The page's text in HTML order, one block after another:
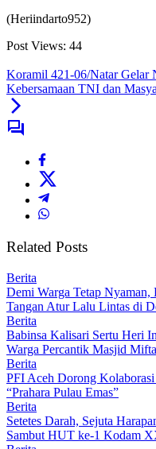
(Heriindarto952)
Post Views: 44
Koramil 421-06/Natar Gelar
Kebersamaan TNI dan
Related Posts
Berita
Demi Warga Tetap
Tangan Atur Lalu Lintas di
Berita
Babinsa Kalisari Sertu Heri
Warga Percantik Masjid
Berita
PFI Aceh Dorong
“Prahara Pulau Emas”
Berita
Setetes Darah, Sejuta
Sambut HUT ke-1 Kodam